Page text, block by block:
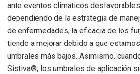
ante eventos climáticos
dependiendo de la estrategia de
de enfermedades, la eficacia de los
tiende a mejorar debido a que
umbrales más bajos. Asimismo,
Sistiva®, los umbrales de aplicación